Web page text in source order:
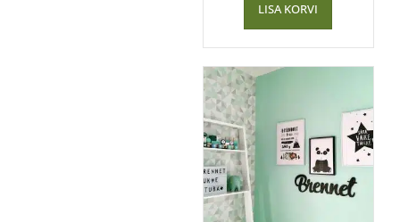
LISA KORVI